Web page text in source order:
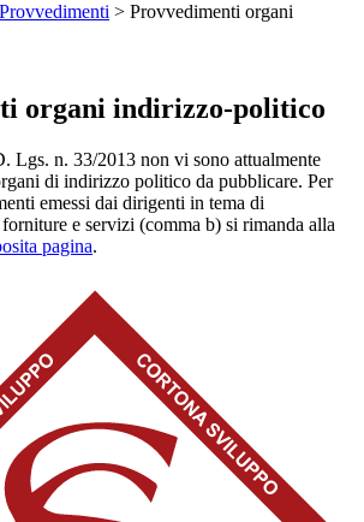
Provvedimenti > Provvedimenti organi
organi indirizzo-politico
Lgs. n. 33/2013 non vi sono attualmente
di indirizzo politico da pubblicare. Per
emessi dai dirigenti in tema di
e servizi (comma b) si rimanda alla
pagina.